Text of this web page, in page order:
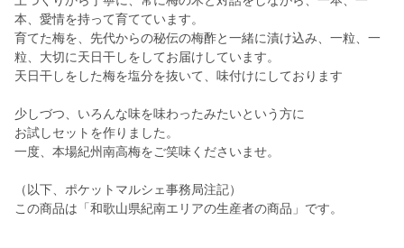
本、愛情を持って育てています。
育てた梅を、先代からの秘伝の梅酢と一緒に漬け込み、一粒、一
粒、大切に天日干しをしてお届けしています。
天日干しをした梅を塩分を抜いて、味付けにしております
少しづつ、いろんな味を味わったみたいという方に
お試しセットを作りました。
一度、本場紀州南高梅をご笑味くださいませ。
（以下、ポケットマルシェ事務局注記）
この商品は「和歌山県紀南エリアの生産者の商品」です。